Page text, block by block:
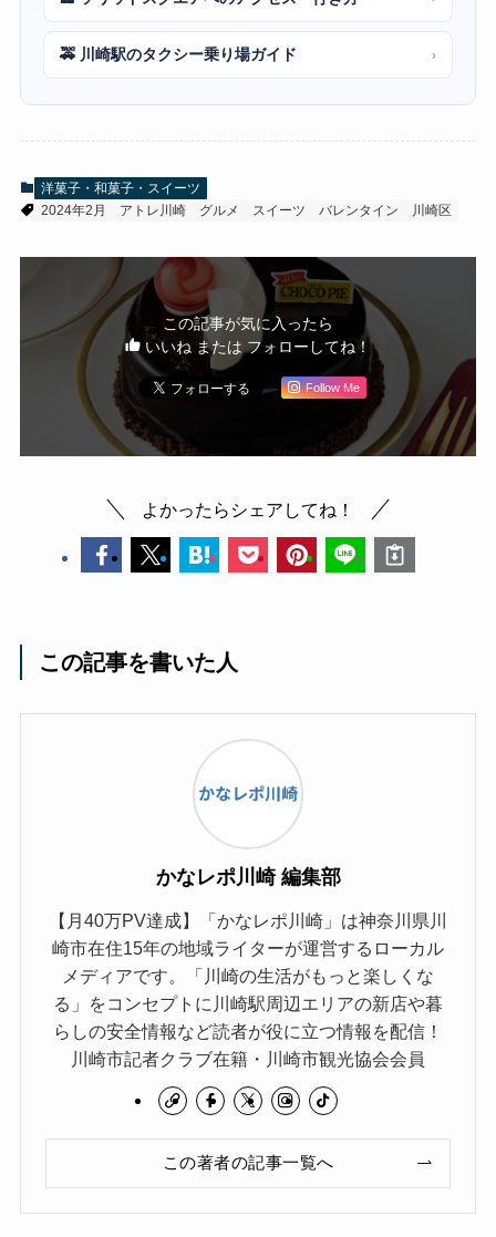
🚕 川崎駅のタクシー乗り場ガイド ›
洋菓子・和菓子・スイーツ
2024年2月
アトレ川崎 グルメ スイーツ バレンタイン 川崎区
この記事が気に入ったら
いいね または フォローしてね！
Follow Me
よかったらシェアしてね！
この記事を書いた人
かなレポ川崎 編集部
【月40万PV達成】「かなレポ川崎」は神奈川県川
崎市在住15年の地域ライターが運営するローカル
メディアです。「川崎の生活がもっと楽しくな
る」をコンセプトに川崎駅周辺エリアの新店や暮
らしの安全情報など読者が役に立つ情報を配信！
川崎市記者クラブ在籍・川崎市観光協会会員
この著者の記事一覧へ